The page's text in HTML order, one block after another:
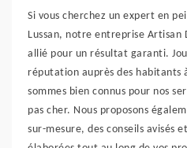
Si vous cherchez un expert en
Lussan, notre entreprise Artisan
allié pour un résultat garanti.
réputation auprès des habitants
sommes bien connus pour nos
pas cher. Nous proposons
sur-mesure, des conseils avisés